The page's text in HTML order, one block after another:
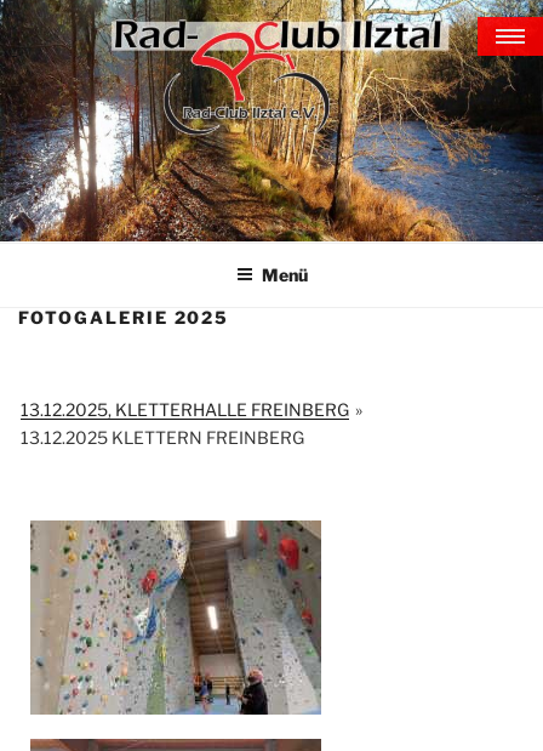
Zum
Inhalt
springen
TERMINE-GALERIE-
EREIGNISSE
Menü
FOTOGALERIE 2025
13.12.2025, KLETTERHALLE FREINBERG »
13.12.2025 KLETTERN FREINBERG
home
kontakt ▼
aktuell ▼
Galerie
verein ▼
Indoorcycling